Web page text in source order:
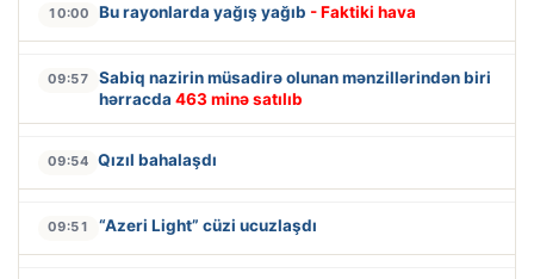
10:00 Bu rayonlarda yağış yağıb - Faktiki hava
09:57
Sabiq nazirin müsadirə olunan mənzillərindən biri
hərracda 463 minə satılıb
09:54 Qızıl bahalaşdı
09:51 “Azeri Light” cüzi ucuzlaşdı